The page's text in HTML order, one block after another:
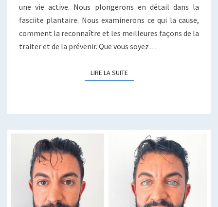
une vie active. Nous plongerons en détail dans la
fasciite plantaire. Nous examinerons ce qui la cause,
comment la reconnaître et les meilleures façons de la
traiter et de la prévenir. Que vous soyez…
LIRE LA SUITELIRE LA SUITE